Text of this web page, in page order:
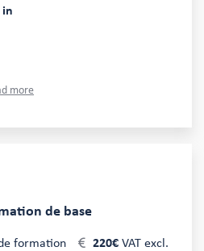
in
more
de base
formation 220€ VAT excl.